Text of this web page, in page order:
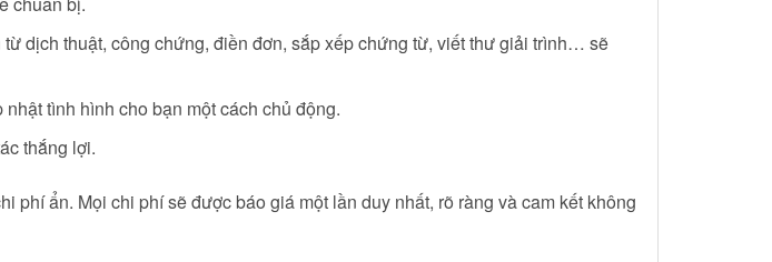
dịch thuật, công chứng, điền đơn, sắp xếp chứng từ, viết thư giải trình… sẽ
tình hình cho bạn một cách chủ động.
thắng lợi.
phí ẩn. Mọi chi phí sẽ được báo giá một lần duy nhất, rõ ràng và cam kết không